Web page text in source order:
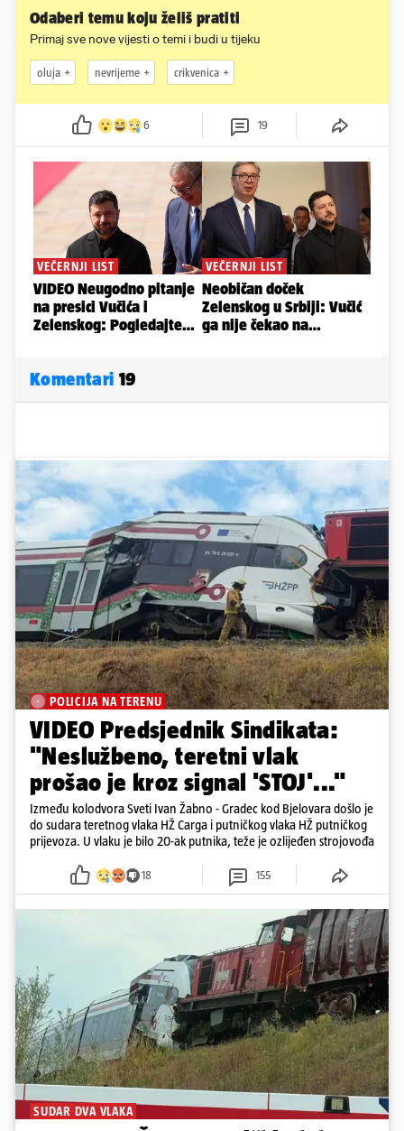
Odaberi temu koju želiš pratiti
Primaj sve nove vijesti o temi i budi u tijeku
oluja nevrijeme crikvenica
6 19
Komentari 19
POLICIJA NA TERENU
VIDEO Predsjednik Sindikata:
"Neslužbeno, teretni vlak
prošao je kroz signal 'STOJ'..."
Između kolodvora Sveti Ivan Žabno - Gradec kod Bjelovara došlo je
do sudara teretnog vlaka HŽ Carga i putničkog vlaka HŽ putničkog
prijevoza. U vlaku je bilo 20-ak putnika, teže je ozlijeđen strojovođa
18 155
SUDAR DVA VLAKA